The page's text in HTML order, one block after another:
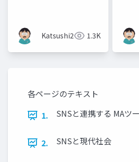
Katsushi21 1.3K
各ページのテキスト
1.
SNSと連携する MAツ
2. SNSと現代社会